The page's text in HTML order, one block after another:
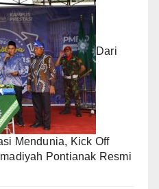
Dari
Mendunia, Kick Off
Pontianak Resmi